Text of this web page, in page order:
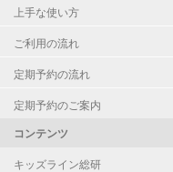
上手な使い方
ご利用の流れ
定期予約の流れ
定期予約のご案内
コンテンツ
キッズライン総研